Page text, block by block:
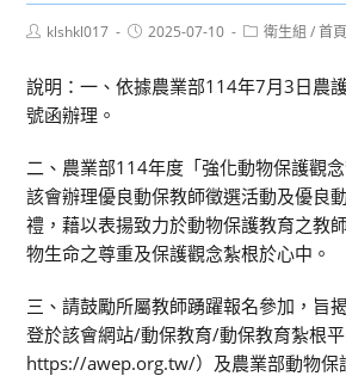
Postklshkl017
Post2025-07-10
Post衛生組 / 首
說明：一、依據農業部114年7月3日農
號函辦理。
二、農業部114年度「強化動物保護觀
該會辦理優良動保教師徵選活動及優良
禮，藉以表揚致力於動物保護教育之教
物生命之尊重及保護觀念紮根於心中。
三、請鼓勵所屬教師踴躍報名參加，旨
登於該會網站/動保教育/動保教育紮根平
https://awep.org.tw/）及農業部動物保